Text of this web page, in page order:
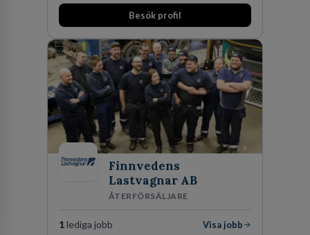
expertis inom IP-tillgångar har gett oss en
marknadsledande position. Våra klienter väljer
skydda, utveckla och kommersialisera
företagets viktigaste tillgångar.
Besök profil
Finnvedens
Lastvagnar AB
ÅTERFÖRSÄLJARE
1 lediga jobb
Visa jobb